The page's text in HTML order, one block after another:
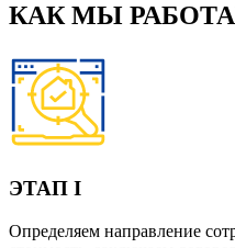
КАК МЫ
ЭТАП I
Определяем направление